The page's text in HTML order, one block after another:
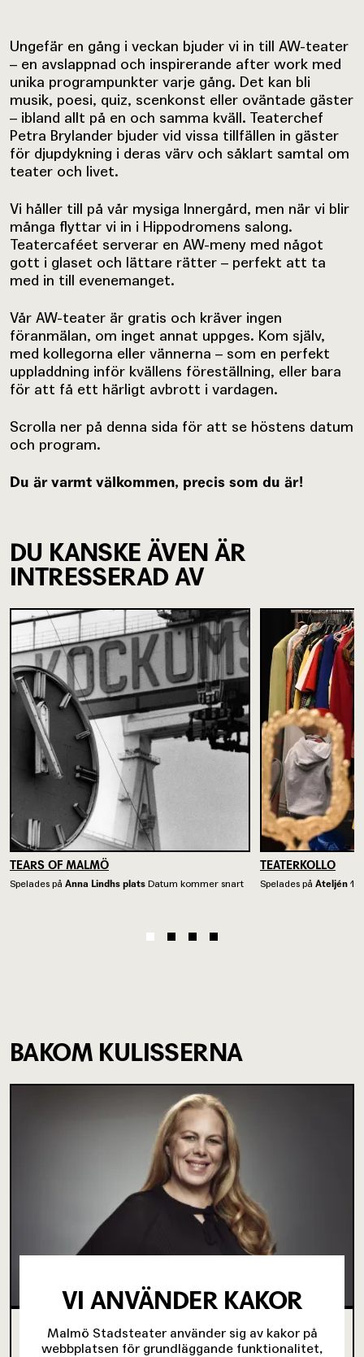
Ungefär en gång i veckan bjuder vi in till AW-teater
– en avslappnad och inspirerande after work med
unika programpunkter varje gång. Det kan bli
musik, poesi, quiz, scenkonst eller oväntade gäster
– ibland allt på en och samma kväll. Teaterchef
Petra Brylander bjuder vid vissa tillfällen in gäster
för djupdykning i deras värv och såklart samtal om
teater och livet.
Vi håller till på vår mysiga Innergård, men när vi blir
många flyttar vi in i Hippodromens salong.
Teatercaféet serverar en AW-meny med något
gott i glaset och lättare rätter – perfekt att ta
med in till evenemanget.
Vår AW-teater är gratis och kräver ingen
föranmälan, om inget annat uppges. Kom själv,
med kollegorna eller vännerna – som en perfekt
uppladdning inför kvällens föreställning, eller bara
för att få ett härligt avbrott i vardagen.
Scrolla ner på denna sida för att se höstens datum
och program.
Du är varmt välkommen, precis som du är!
DU KANSKE ÄVEN ÄR
INTRESSERAD AV
TEARS OF MALMÖ
Spelades på Anna Lindhs plats Datum kommer snart
TEATERKOLLO
Spelades på Ateljén
BAKOM KULISSERNA
PETRA BRYLANDER BLIR VD OCH KONSTNÄRLIG
LEDARE FÖR MALMÖ STADSTEATER
VI ANVÄNDER KAKOR
Malmö Stadsteater använder sig av kakor på
webbplatsen för grundläggande funktionalitet,